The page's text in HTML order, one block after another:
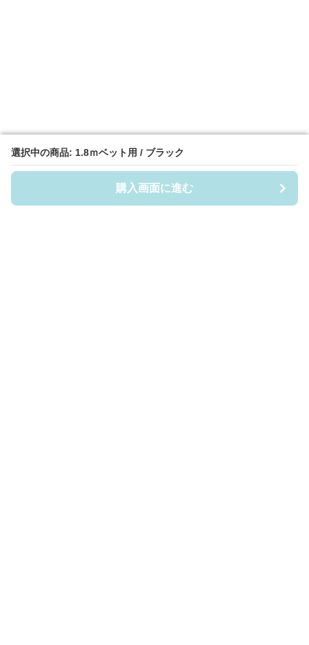
選択中の商品: 1.8ｍベット用 / ブラック
購入画面に進む
選択中の商品: 1.8ｍベット用 / ブラック
購入画面に進む